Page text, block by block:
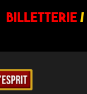
billetterie/